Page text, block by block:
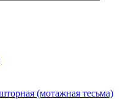
(мотажная тесьма)